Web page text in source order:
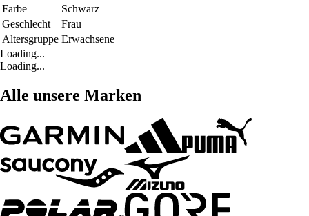
Farbe
Schwarz
Geschlecht
Frau
Altersgruppe Erwachsene
Loading...
Loading...
Alle unsere Marken